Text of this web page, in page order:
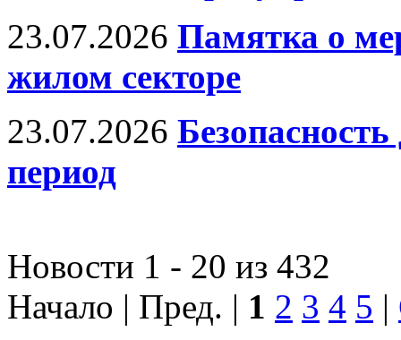
23.07.2026 Памятка о
жилом секторе
23.07.2026
период
Новости 1 - 20 из 432
Начало | Пред. | 1 2 3 4 5 |